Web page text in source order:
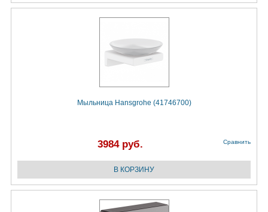
Мыльница Hansgrohe (41746700)
3984 руб. Сравнить